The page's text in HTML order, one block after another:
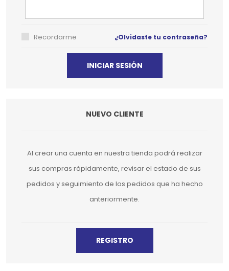
Recordarme ¿Olvidaste tu contraseña?
NUEVO CLIENTE
Al crear una cuenta en nuestra tienda podrá realizar
sus compras rápidamente, revisar el estado de sus
pedidos y seguimiento de los pedidos que ha hecho
anteriormente.